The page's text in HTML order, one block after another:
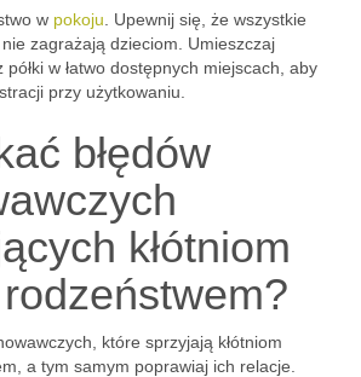
w pokoju . Upewnij się, że wszystkie
zagrażają dzieciom. Umieszczaj
w łatwo dostępnych miejscach, aby
przy użytkowaniu.
błędów
kłótniom
które sprzyjają kłótniom
a tym samym poprawiaj ich relacje.